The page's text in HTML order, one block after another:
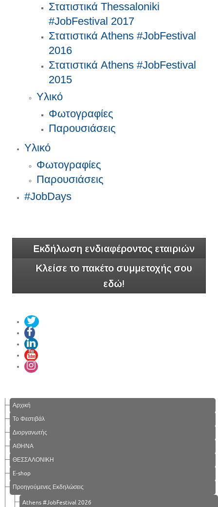
Στατιστικά Thessaloniki
#JobFestival 2017
Στατιστικά Athens #JobFestival
2016
Στατιστικά Athens #JobFestival
2015
Υλικό
Φωτογραφίες
Παρουσιάσεις
Υλικό
Φωτογραφίες
Παρουσιάσεις
#JobDays
Εκδήλωση ενδιαφέροντος εταιριών
Κλείσε το πακέτο συμμετοχής σου
εδώ!
Αρχική
Το Φεστιβάλ
Διοργανωτής
ΑΘΗΝΑ
ΘΕΣΣΑΛΟΝΙΚΗ
E-shop
Προηγούμενες Εκδηλώσεις
Athens #JobFestival 2026